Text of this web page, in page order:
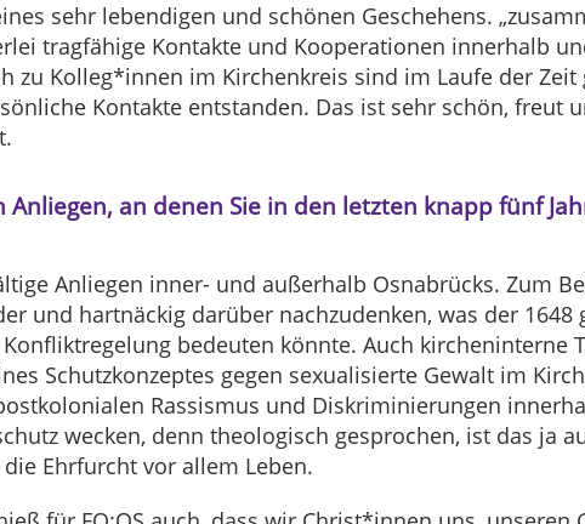
sehr lebendigen und schönen Geschehens.
tragfähige Kontakte und Kooperationen innerhalb
zu Kolleg*innen im Kirchenkreis sind im Laufe der Zeit
Kontakte entstanden. Das ist sehr schön, freut
an denen Sie in den letzten knapp fünf
Anliegen inner- und außerhalb Osnabrücks. Zum
und hartnäckig darüber nachzudenken, was der 1648
bedeuten könnte. Auch kircheninterne
Schutzkonzeptes gegen sexualisierte Gewalt im
Rassismus und Diskriminierungen
wecken, denn theologisch gesprochen, ist das ja
Ehrfurcht vor allem Leben.